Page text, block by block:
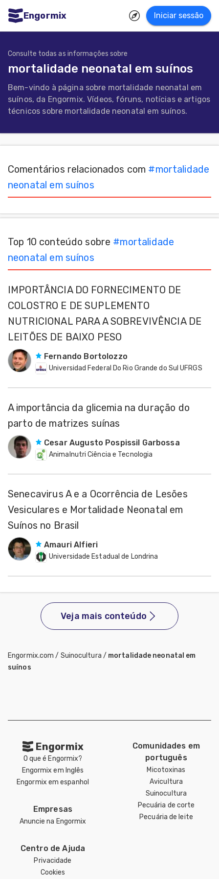
Engormix Iniciar sessão
Micotoxinas
Avicultura
Suinocultura
de
de
leite
Consulte todas as informações sobre
mortalidade neonatal em suínos
Bem-vindo à página sobre mortalidade neonatal em
suínos, da Engormix. Vídeos, fóruns, notícias e artigos
técnicos sobre mortalidade neonatal em suínos.
Comentários relacionados com #mortalidade
neonatal em suínos
Top 10 conteúdo sobre #mortalidade
neonatal em suínos
IMPORTÂNCIA DO FORNECIMENTO DE
COLOSTRO E DE SUPLEMENTO
NUTRICIONAL PARA A SOBREVIVÊNCIA DE
LEITÕES DE BAIXO PESO
Fernando Bortolozzo
Universidad Federal Do Rio Grande do Sul UFRGS
A importância da glicemia na duração do
parto de matrizes suínas
Cesar Augusto Pospissil Garbossa
Animalnutri Ciência e Tecnologia
Senecavirus A e a Ocorrência de Lesões
Vesiculares e Mortalidade Neonatal em
Suínos no Brasil
Amauri Alfieri
Universidade Estadual de Londrina
Veja mais conteúdo
Engormix.com / Suinocultura / mortalidade neonatal em
suínos
Engormix
O que é Engormix?
Engormix em Inglês
Engormix em espanhol
Empresas
Anuncie na Engormix
Comunidades em
português
Micotoxinas
Avicultura
Suinocultura
Pecuária de corte
Pecuária de leite
Centro de Ajuda
Privacidade
Cookies